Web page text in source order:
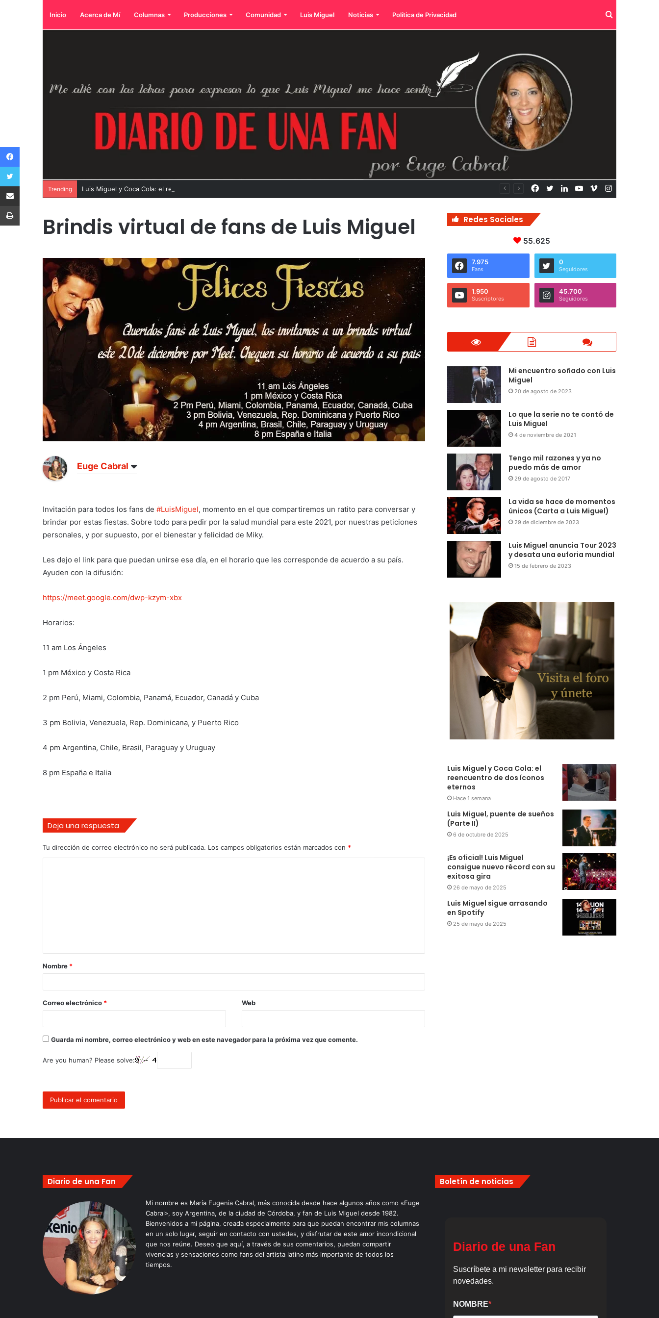
Inicio Acerca de Mí Columnas Producciones Comunidad Luis Miguel Noticias Política de Privacidad Buscar
Trending Luis Miguel y Coca Cola: el reencuentro de dos íconos eternos Instagram
Vimeo
YouTube
LinkedIn
Twitter
Facebook
Brindis virtual de fans de Luis Miguel
Euge Cabral
Invitación para todos los fans de #LuisMiguel, momento en el que compartiremos un ratito para conversar y
brindar por estas fiestas. Sobre todo para pedir por la salud mundial para este 2021, por nuestras peticiones
personales, y por supuesto, por el bienestar y felicidad de Miky.
Les dejo el link para que puedan unirse ese día, en el horario que les corresponde de acuerdo a su país.
Ayuden con la difusión:
https://meet.google.com/dwp-kzym-xbx
Horarios:
11 am Los Ángeles
1 pm México y Costa Rica
2 pm Perú, Miami, Colombia, Panamá, Ecuador, Canadá y Cuba
3 pm Bolivia, Venezuela, Rep. Dominicana, y Puerto Rico
4 pm Argentina, Chile, Brasil, Paraguay y Uruguay
8 pm España e Italia
Deja una respuesta
Tu dirección de correo electrónico no será publicada. Los campos obligatorios están marcados con *
Nombre *
Correo electrónico * Web
Guarda mi nombre, correo electrónico y web en este navegador para la próxima vez que comente.
Are you human? Please solve:
Redes Sociales
55.625
7.975
Fans
0
Seguidores
1.950
Suscriptores
45.700
Seguidores
Mi encuentro soñado con Luis
Miguel
20 de agosto de 2023
Lo que la serie no te contó de
Luis Miguel
4 de noviembre de 2021
Tengo mil razones y ya no
puedo más de amor
29 de agosto de 2017
La vida se hace de momentos
únicos (Carta a Luis Miguel)
29 de diciembre de 2023
Luis Miguel anuncia Tour 2023
y desata una euforia mundial
15 de febrero de 2023
Luis Miguel y Coca Cola: el
reencuentro de dos íconos
eternos
Hace 1 semana
Luis Miguel, puente de sueños
(Parte II)
6 de octubre de 2025
¡Es oficial! Luis Miguel
consigue nuevo récord con su
exitosa gira
26 de mayo de 2025
Luis Miguel sigue arrasando
en Spotify
25 de mayo de 2025
Diario de una Fan
Mi nombre es María Eugenia Cabral, más conocida desde hace algunos años como «Euge
Cabral», soy Argentina, de la ciudad de Córdoba, y fan de Luis Miguel desde 1982.
Bienvenidos a mi página, creada especialmente para que puedan encontrar mis columnas
en un solo lugar, seguir en contacto con ustedes, y disfrutar de este amor incondicional
que nos reúne. Deseo que aquí, a través de sus comentarios, puedan compartir
vivencias y sensaciones como fans del artista latino más importante de todos los
tiempos.
Boletín de noticias
Facebook
Twitter
Compartir por correo electrónico